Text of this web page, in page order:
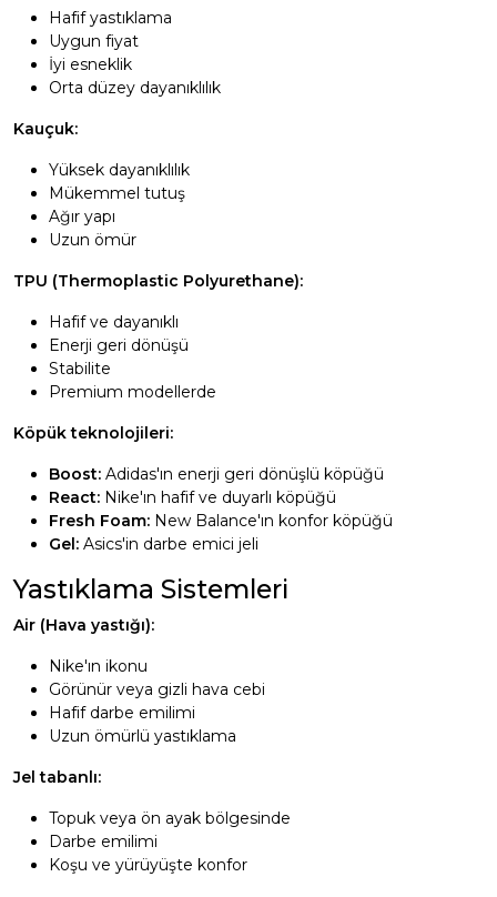
Hafif yastıklama
Uygun fiyat
İyi esneklik
Orta düzey dayanıklılık
Kauçuk:
Yüksek dayanıklılık
Mükemmel tutuş
Ağır yapı
Uzun ömür
TPU (Thermoplastic Polyurethane):
Hafif ve dayanıklı
Enerji geri dönüşü
Stabilite
Premium modellerde
Köpük teknolojileri:
Boost: Adidas'ın enerji geri dönüşlü köpüğü
React: Nike'ın hafif ve duyarlı köpüğü
Fresh Foam: New Balance'ın konfor köpüğü
Gel: Asics'in darbe emici jeli
Yastıklama Sistemleri
Air (Hava yastığı):
Nike'ın ikonu
Görünür veya gizli hava cebi
Hafif darbe emilimi
Uzun ömürlü yastıklama
Jel tabanlı:
Topuk veya ön ayak bölgesinde
Darbe emilimi
Koşu ve yürüyüşte konfor